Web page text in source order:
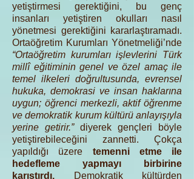
yetiştirmesi gerektiğini, bu genç
insanları yetiştiren okulları nasıl
yönetmesi gerektiğini kararlaştıramadı.
Ortaöğretim Kurumları Yönetmeliği’nde
“Ortaöğretim kurumları işlevlerini Türk
millî eğitiminin genel ve özel amaç ile
temel ilkeleri doğrultusunda, evrensel
hukuka, demokrasi ve insan haklarına
uygun; öğrenci merkezli, aktif öğrenme
ve demokratik kurum kültürü anlayışıyla
yerine getirir.” diyerek gençleri böyle
yetiştirebileceğini zannetti. Çokça
yapıldığı üzere temenni etme ile
hedefleme yapmayı birbirine
karıştırdı. Demokratik kültürden